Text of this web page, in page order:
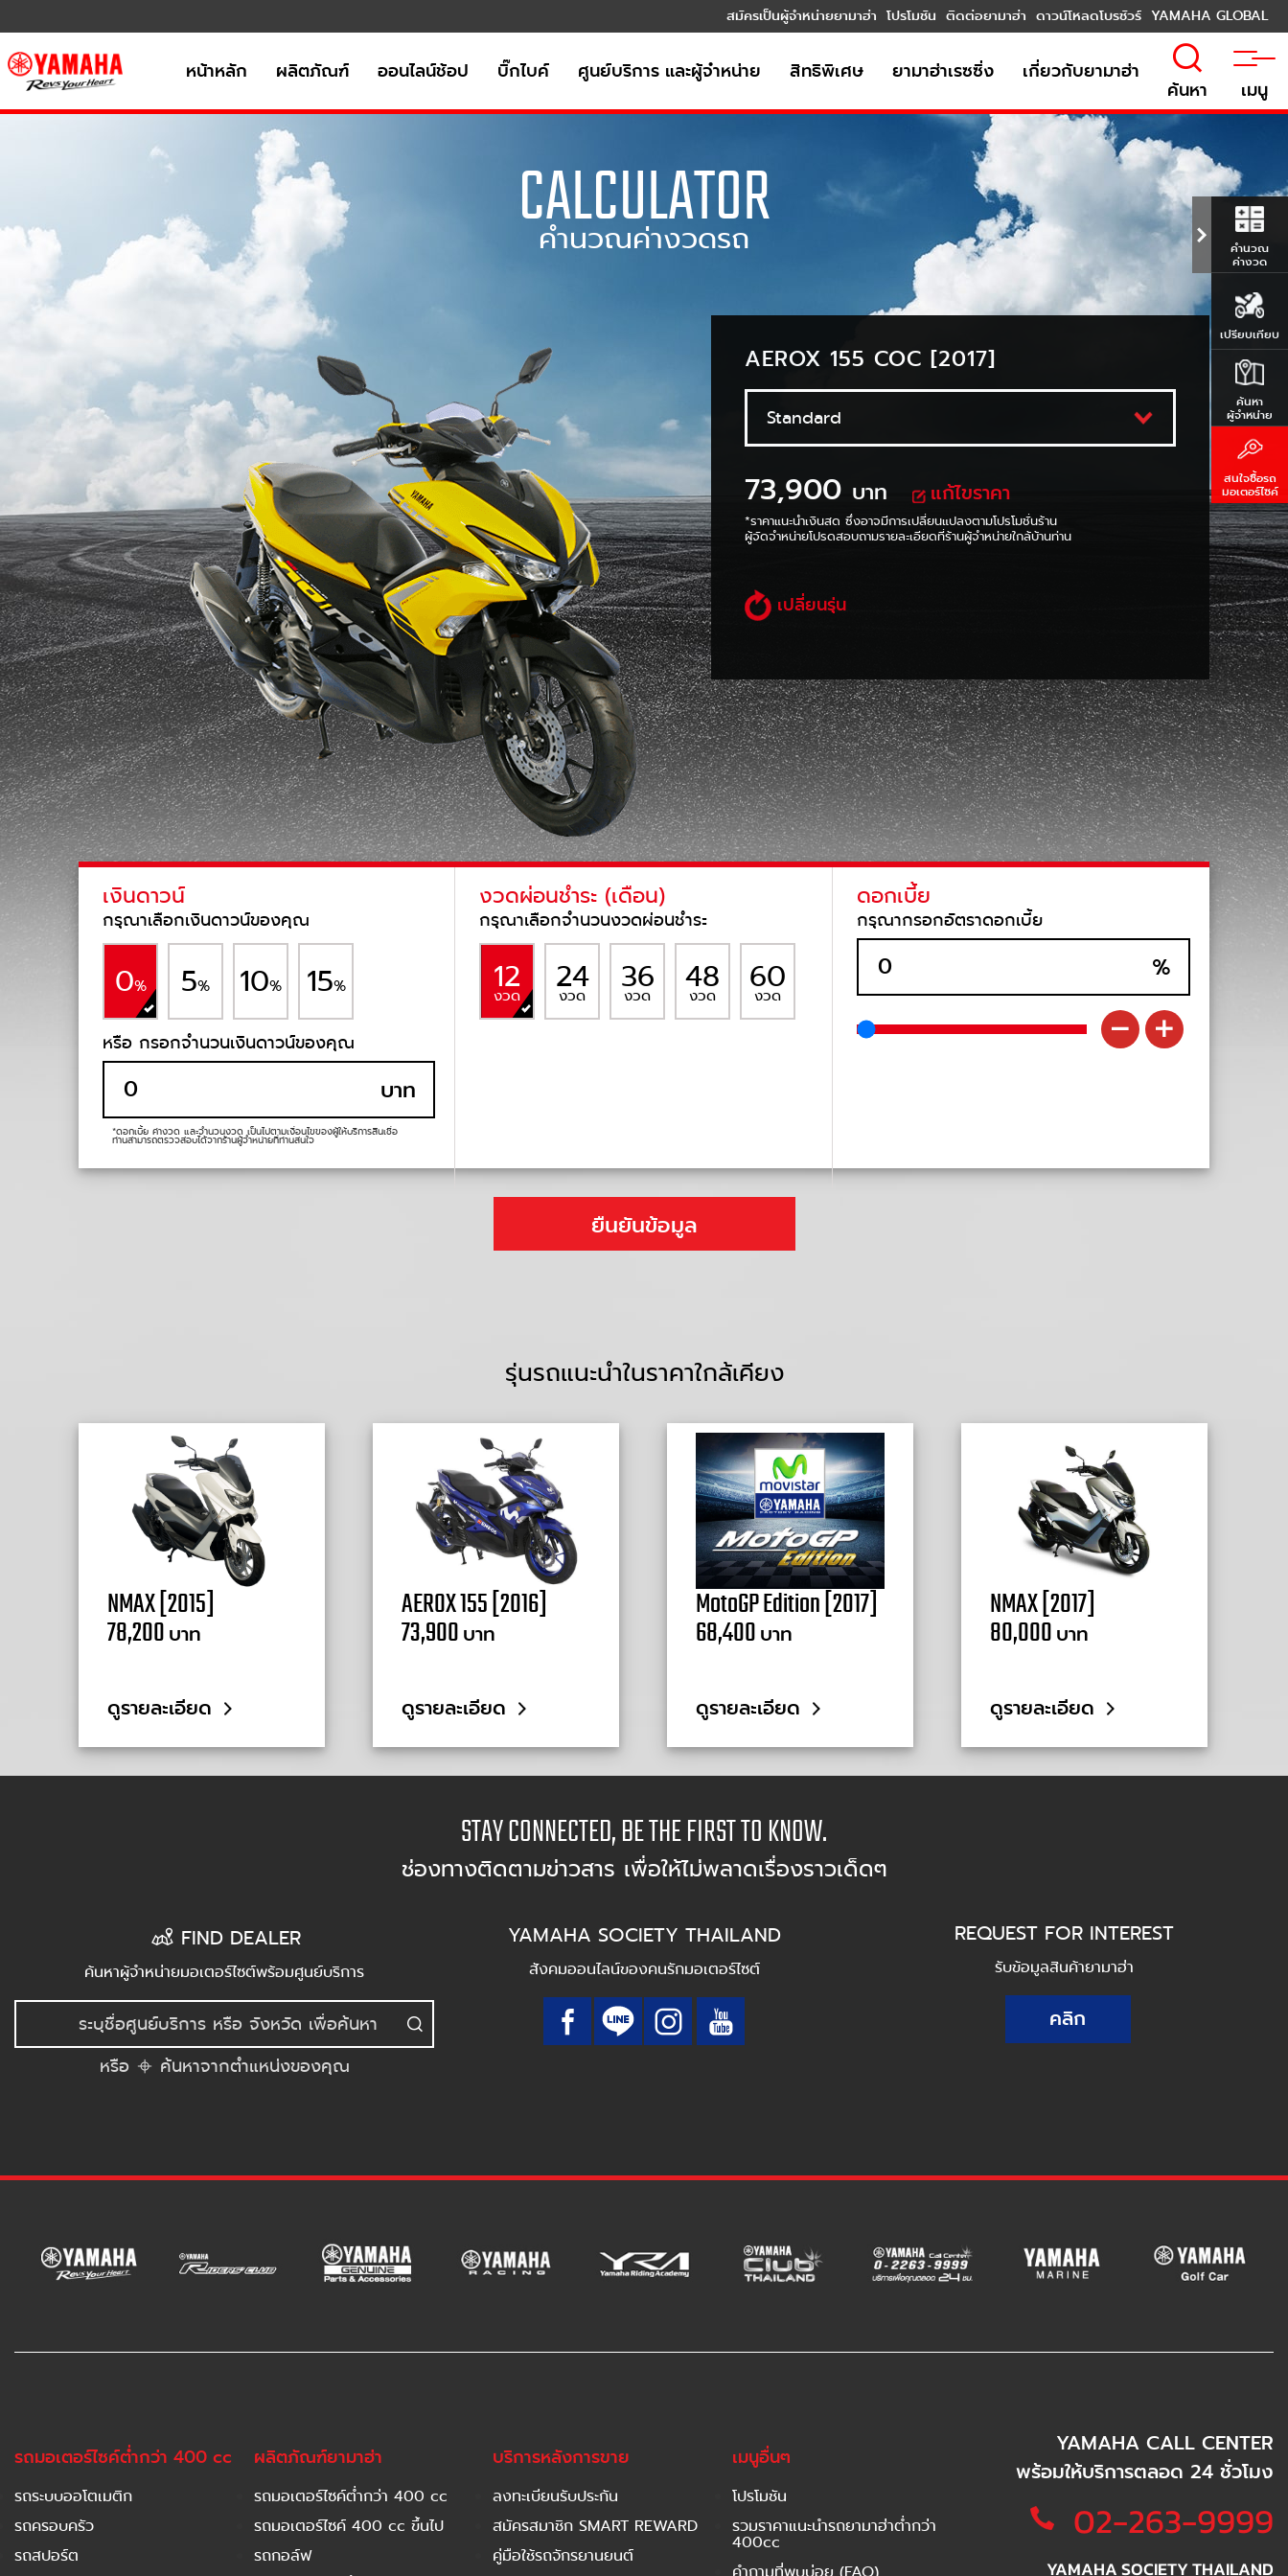
สมัครเป็นผู้จำหน่ายยามาฮ่า โปรโมชัน ติดต่อยามาฮ่า ดาวน์โหลดโบรชัวร์ YAMAHA GLOBAL
หน้าหลัก ผลิตภัณฑ์ ออนไลน์ช้อป บิ๊กไบค์ ศูนย์บริการ และผู้จำหน่าย สิทธิพิเศษ ยามาฮ่าเรซซิ่ง เกี่ยวกับยามาฮ่า
ค้นหา เมนู
CALCULATOR
คำนวณค่างวดรถ
AEROX 155 COC [2017]
73,900 บาท แก้ไขราคา
*ราคาแนะนำเงินสด ซึ่งอาจมีการเปลี่ยนแปลงตามโปรโมชั่นร้าน
ผู้จัดจำหน่ายโปรดสอบถามรายละเอียดที่ร้านผู้จำหน่ายใกล้บ้านท่าน
เปลี่ยนรุ่น
เงินดาวน์
กรุณาเลือกเงินดาวน์ของคุณ
0% 5% 10% 15%
หรือ กรอกจำนวนเงินดาวน์ของคุณ
บาท
*ดอกเบี้ย ค่างวด และจำนวนงวด เป็นไปตามเงื่อนไขของผู้ให้บริการสินเชื่อ
ท่านสามารถตรวจสอบได้จากร้านผู้จำหน่ายที่ท่านสนใจ
งวดผ่อนชำระ (เดือน)
กรุณาเลือกจำนวนงวดผ่อนชำระ
12
งวด 24
งวด 36
งวด 48
งวด 60
งวด
ดอกเบี้ย
กรุณากรอกอัตราดอกเบี้ย
%
ยืนยันข้อมูล
รุ่นรถแนะนำในราคาใกล้เคียง
NMAX [2015]
78,200 บาท
ดูรายละเอียด
AEROX 155 [2016]
73,900 บาท
ดูรายละเอียด
MotoGP Edition [2017]
68,400 บาท
ดูรายละเอียด
NMAX [2017]
80,000 บาท
ดูรายละเอียด
STAY CONNECTED, BE THE FIRST TO KNOW.
ช่องทางติดตามข่าวสาร เพื่อให้ไม่พลาดเรื่องราวเด็ดๆ
FIND DEALER
ค้นหาผู้จำหน่ายมอเตอร์ไซต์พร้อมศูนย์บริการ
หรือ ค้นหาจากตำแหน่งของคุณ
REQUEST FOR INTEREST
รับข้อมูลสินค้ายามาฮ่า
คลิก
YAMAHA SOCIETY THAILAND
สังคมออนไลน์ของคนรักมอเตอร์ไซต์
รถมอเตอร์ไซค์ต่ำกว่า 400 cc
รถระบบออโตเมติก
รถครอบครัว
รถสปอร์ต
ผลิตภัณฑ์ยามาฮ่า
รถมอเตอร์ไซค์ต่ำกว่า 400 cc
รถมอเตอร์ไซค์ 400 cc ขึ้นไป
รถกอล์ฟ
บริการหลังการขาย
ลงทะเบียนรับประกัน
สมัครสมาชิก SMART REWARD
คู่มือใช้รถจักรยานยนต์
เมนูอื่นๆ
โปรโมชัน
รวมราคาแนะนำรถยามาฮ่าต่ำกว่า
400cc
YAMAHA CALL CENTER
พร้อมให้บริการตลอด 24 ชั่วโมง
02-263-9999
YAMAHA SOCIETY THAILAND
คำนวณ
ค่างวด
เปรียบเทียบ
ค้นหา
ผู้จำหน่าย
สนใจซื้อรถ
มอเตอร์ไซค์